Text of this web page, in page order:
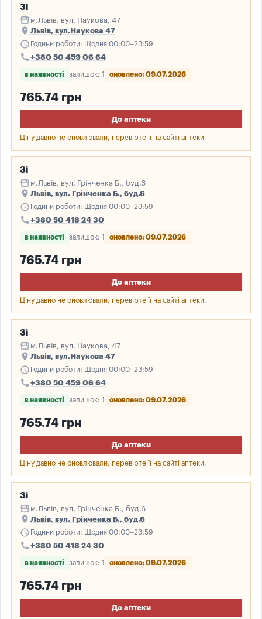
3і
storefront м.Львів, вул. Наукова, 47
place Львів, вул.Наукова 47
schedule Години роботи: Щодня 00:00–23:59
call +380 50 459 06 64
в наявності залишок: 1 оновлено: 09.07.2026
765.74 грн
До аптеки
Ціну давно не оновлювали, перевірте її на сайті аптеки.
3і
storefront м.Львів, вул. Грінченка Б., буд.6
place Львів, вул. Грінченка Б., буд.6
schedule Години роботи: Щодня 00:00–23:59
call +380 50 418 24 30
в наявності залишок: 1 оновлено: 09.07.2026
765.74 грн
До аптеки
Ціну давно не оновлювали, перевірте її на сайті аптеки.
3і
storefront м.Львів, вул. Наукова, 47
place Львів, вул.Наукова 47
schedule Години роботи: Щодня 00:00–23:59
call +380 50 459 06 64
в наявності залишок: 1 оновлено: 09.07.2026
765.74 грн
До аптеки
Ціну давно не оновлювали, перевірте її на сайті аптеки.
3і
storefront м.Львів, вул. Грінченка Б., буд.6
place Львів, вул. Грінченка Б., буд.6
schedule Години роботи: Щодня 00:00–23:59
call +380 50 418 24 30
в наявності залишок: 1 оновлено: 09.07.2026
765.74 грн
До аптеки